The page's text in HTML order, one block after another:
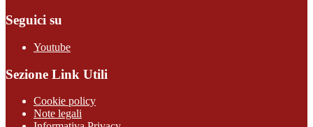
Seguici su
Youtube
Sezione Link Utili
Cookie policy
Note legali